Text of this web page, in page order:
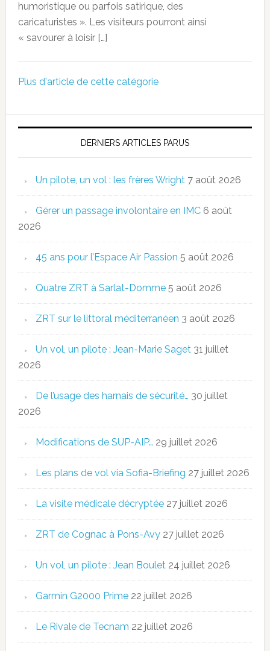
humoristique ou parfois satirique, des
caricaturistes ». Les visiteurs pourront ainsi
« savourer à loisir […]
Plus d'article de cette catégorie
DERNIERS ARTICLES PARUS
Un pilote, un vol : les frères Wright 7 août 2026
Gérer un passage involontaire en IMC 6 août
2026
45 ans pour l’Espace Air Passion 5 août 2026
Quatre ZRT à Sarlat-Domme 5 août 2026
ZRT sur le littoral méditerranéen 3 août 2026
Un vol, un pilote : Jean-Marie Saget 31 juillet
2026
De l’usage des harnais de sécurité… 30 juillet
2026
Modifications de SUP-AIP… 29 juillet 2026
Les plans de vol via Sofia-Briefing 27 juillet 2026
La visite médicale décryptée 27 juillet 2026
ZRT de Cognac à Pons-Avy 27 juillet 2026
Un vol, un pilote : Jean Boulet 24 juillet 2026
Garmin G2000 Prime 22 juillet 2026
Le Rivale de Tecnam 22 juillet 2026